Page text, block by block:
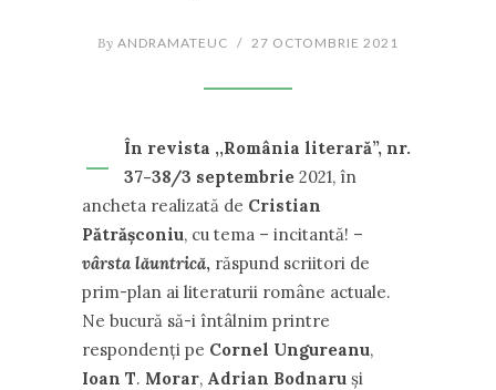
By ANDRAMATEUC / 27 OCTOMBRIE 2021
– În revista ,,România literară”, nr.
37-38/3 septembrie 2021, în
ancheta realizată de Cristian
Pătrășconiu, cu tema – incitantă! –
vârsta lăuntrică, răspund scriitori de
prim-plan ai literaturii române actuale.
Ne bucură să-i întâlnim printre
respondenți pe Cornel Ungureanu,
Ioan T. Morar, Adrian Bodnaru și